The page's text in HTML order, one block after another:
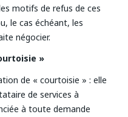
motifs de refus de ces
le cas échéant, les
négocier.
»
de « courtoisie » : elle
de services à
à toute demande